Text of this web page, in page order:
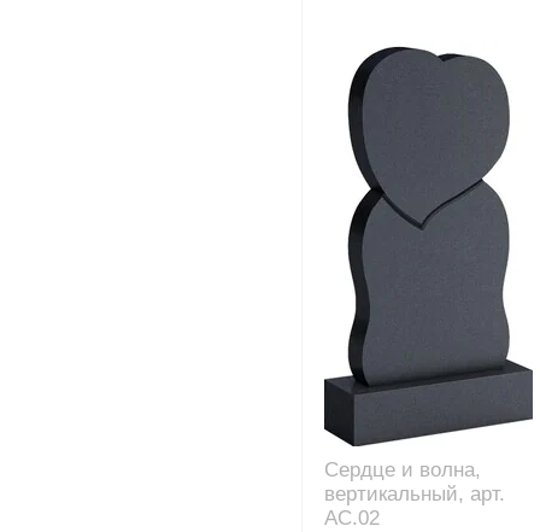
Сердце и волна,
вертикальный, арт.
AC.02